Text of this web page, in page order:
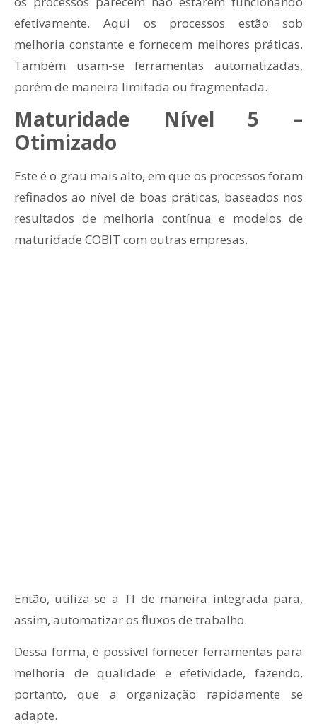
efetivamente. Aqui os processos estão sob
melhoria constante e fornecem melhores práticas.
Também usam-se ferramentas automatizadas,
porém de maneira limitada ou fragmentada.
Maturidade Nível 5 –
Otimizado
Este é o grau mais alto, em que os processos foram
refinados ao nível de boas práticas, baseados nos
resultados de melhoria contínua e modelos de
maturidade COBIT com outras empresas.
Então, utiliza-se a TI de maneira integrada para,
assim, automatizar os fluxos de trabalho.
Dessa forma, é possível fornecer ferramentas para
melhoria de qualidade e efetividade, fazendo,
portanto, que a organização rapidamente se
adapte.